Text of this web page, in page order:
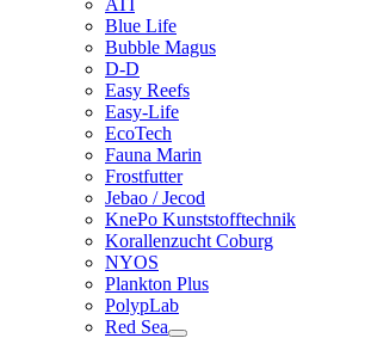
ATI
Blue Life
Bubble Magus
D-D
Easy Reefs
Easy-Life
EcoTech
Fauna Marin
Frostfutter
Jebao / Jecod
KnePo Kunststofftechnik
Korallenzucht Coburg
NYOS
Plankton Plus
PolypLab
Red Sea